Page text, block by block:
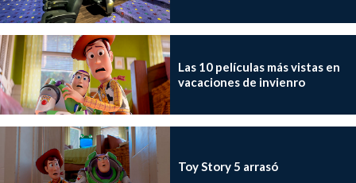
Las 10 películas más vistas en
vacaciones de invienro
Toy Story 5 arrasó